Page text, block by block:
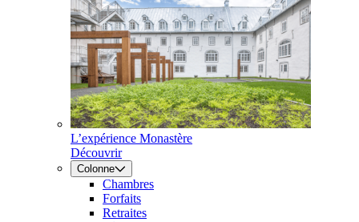
L’expérience Monastère
Découvrir
Colonne
Chambres
Forfaits
Retraites